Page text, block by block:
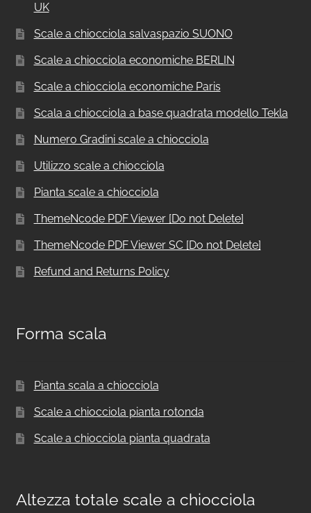
UK
Scale a chiocciola salvaspazio SUONO
Scale a chiocciola economiche BERLIN
Scale a chiocciola economiche Paris
Scala a chiocciola a base quadrata modello Tekla
Numero Gradini scale a chiocciola
Utilizzo scale a chiocciola
Pianta scale a chiocciola
ThemeNcode PDF Viewer [Do not Delete]
ThemeNcode PDF Viewer SC [Do not Delete]
Refund and Returns Policy
Forma scala
Pianta scala a chiocciola
Scale a chiocciola pianta rotonda
Scale a chiocciola pianta quadrata
Altezza totale scale a chiocciola